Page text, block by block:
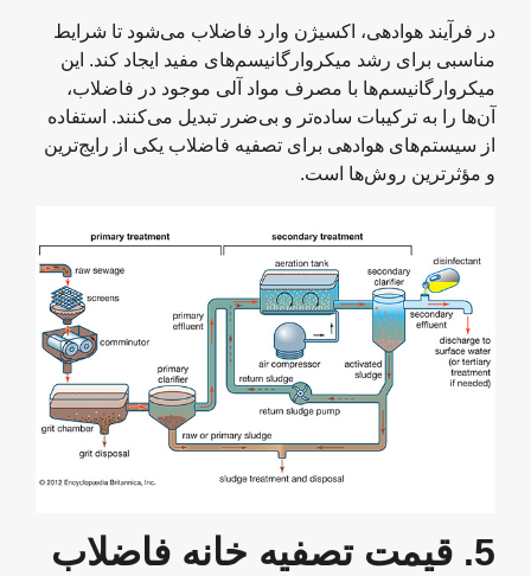
در فرآیند هوادهی، اکسیژن وارد فاضلاب می‌شود تا شرایط
مناسبی برای رشد میکروارگانیسم‌های مفید ایجاد کند. این
میکروارگانیسم‌ها با مصرف مواد آلی موجود در فاضلاب،
آن‌ها را به ترکیبات ساده‌تر و بی‌ضرر تبدیل می‌کنند. استفاده
از سیستم‌های هوادهی برای تصفیه فاضلاب یکی از رایج‌ترین
و مؤثرترین روش‌ها است.
5. قیمت تصفیه خانه فاضلاب